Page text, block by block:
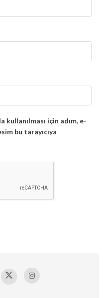
kullanılması için adım, e-
bu tarayıcıya